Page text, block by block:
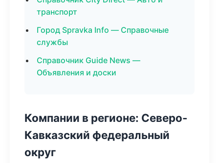
транспорт
Город Spravka Info — Справочные
службы
Справочник Guide News —
Объявления и доски
Компании в регионе: Северо-
Кавказский федеральный
округ